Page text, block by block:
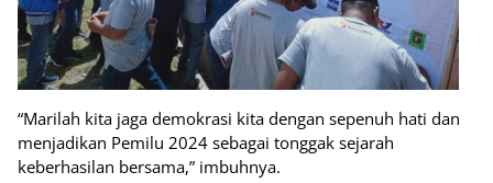
“Marilah kita jaga demokrasi kita dengan sepenuh hati dan
menjadikan Pemilu 2024 sebagai tonggak sejarah
keberhasilan bersama,” imbuhnya.